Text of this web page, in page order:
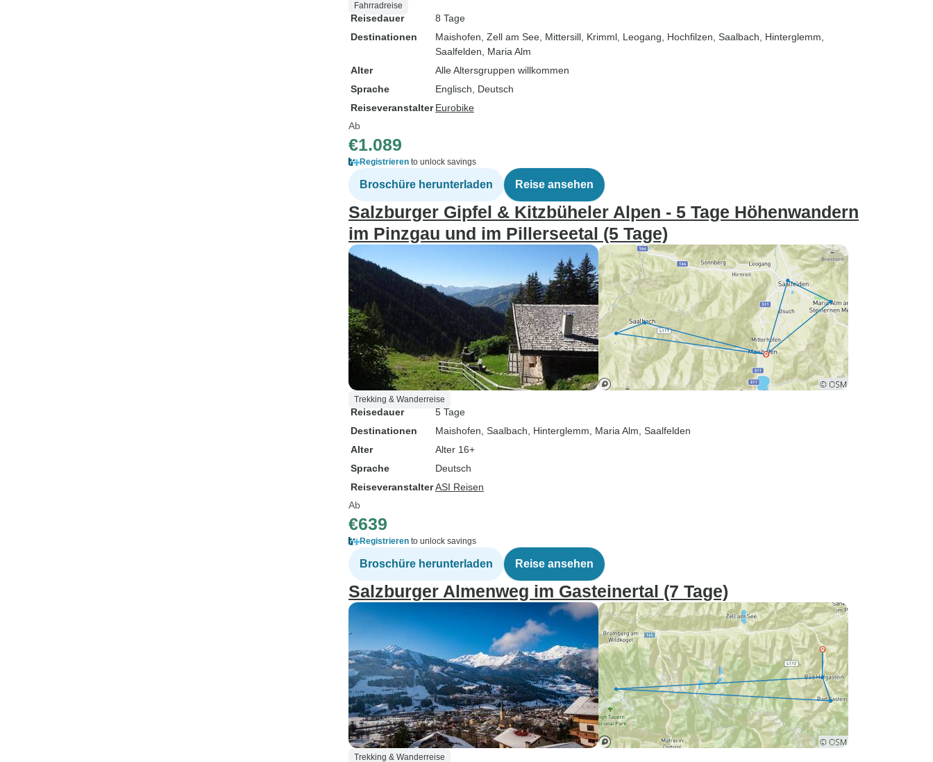
Fahrradreise
Reisedauer
8 Tage
Destinationen
Maishofen , Zell am See , Mittersill , Krimml , Leogang , Hochfilzen , Saalbach , Hinterglemm
Saalfelden , Maria Alm
Alter
Alle Altersgruppen willkommen
Sprache
Englisch, Deutsch
Reiseveranstalter Eurobike
Ab
€1.089
Registrieren to unlock savings
Broschüre herunterladen Reise ansehen
Salzburger Gipfel & Kitzbüheler Alpen - 5 Tage Höhenwandern
im Pinzgau und im Pillerseetal (5 Tage)
Trekking & Wanderreise
Reisedauer
5 Tage
Destinationen
Maishofen , Saalbach , Hinterglemm , Maria Alm , Saalfelden
Alter
Alter 16+
Sprache
Deutsch
ReiseveranstalterASI Reisen
Ab
€639
Registrieren to unlock savings
Broschüre herunterladen Reise ansehen
Salzburger Almenweg im Gasteinertal (7 Tage)
Trekking & Wanderreise